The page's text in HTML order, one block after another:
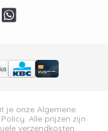
je onze Algemene
. Alle prijzen zijn
verzendkosten.